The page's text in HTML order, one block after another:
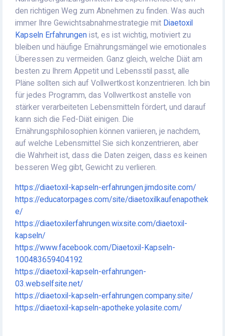
den richtigen Weg zum Abnehmen zu finden. Was auch
immer Ihre Gewichtsabnahmestrategie mit Diaetoxil
Kapseln Erfahrungen ist, es ist wichtig, motiviert zu
bleiben und häufige Ernährungsmängel wie emotionales
Überessen zu vermeiden. Ganz gleich, welche Diät am
besten zu Ihrem Appetit und Lebensstil passt, alle
Pläne sollten sich auf Vollwertkost konzentrieren. Ich bin
für jedes Programm, das Vollwertkost anstelle von
stärker verarbeiteten Lebensmitteln fördert, und darauf
kann sich die Fed-Diät einigen. Die
Ernährungsphilosophien können variieren, je nachdem,
auf welche Lebensmittel Sie sich konzentrieren, aber
die Wahrheit ist, dass die Daten zeigen, dass es keinen
besseren Weg gibt, Gewicht zu verlieren.
https://diaetoxil-kapseln-erfahrungen.jimdosite.com/
https://educatorpages.com/site/diaetoxilkaufenapothek
e/
https://diaetoxilerfahrungen.wixsite.com/diaetoxil-
kapseln/
https://www.facebook.com/Diaetoxil-Kapseln-
100483659404192
https://diaetoxil-kapseln-erfahrungen-
03.webselfsite.net/
https://diaetoxil-kapseln-erfahrungen.company.site/
https://diaetoxil-kapseln-apotheke.yolasite.com/